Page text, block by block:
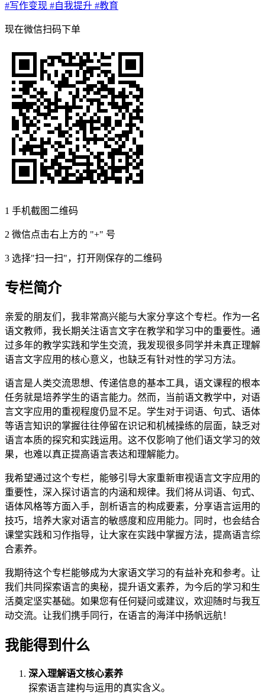
#写作变现 #自我提升 #教育
现在微信扫码下单
1 手机截图二维码
2 微信点击右上方的 "+" 号
3 选择"扫一扫"，打开刚保存的二维码
专栏简介
亲爱的朋友们，我非常高兴能与大家分享这个专栏。作为一名
语文教师，我长期关注语言文字在教学和学习中的重要性。通
过多年的教学实践和学生交流，我发现很多同学并未真正理解
语言文字应用的核心意义，也缺乏有针对性的学习方法。
语言是人类交流思想、传递信息的基本工具，语文课程的根本
任务就是培养学生的语言能力。然而，当前语文教学中，对语
言文字应用的重视程度仍显不足。学生对于词语、句式、语体
等语言知识的掌握往往停留在识记和机械操练的层面，缺乏对
语言本质的探究和实践运用。这不仅影响了他们语文学习的效
果，也难以真正提高语言表达和理解能力。
我希望通过这个专栏，能够引导大家重新审视语言文字应用的
重要性，深入探讨语言的内涵和规律。我们将从词语、句式、
语体风格等方面入手，剖析语言的构成要素，分享语言运用的
技巧，培养大家对语言的敏感度和应用能力。同时，也会结合
课堂实践和习作指导，让大家在实践中掌握方法，提高语言综
合素养。
我期待这个专栏能够成为大家语文学习的有益补充和参考。让
我们共同探索语言的奥秘，提升语文素养，为今后的学习和生
活奠定坚实基础。如果您有任何疑问或建议，欢迎随时与我互
动交流。让我们携手同行，在语言的海洋中扬帆远航！
我能得到什么
深入理解语文核心素养
探索语言建构与运用的真实含义。